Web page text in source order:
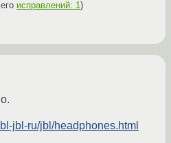
исправлений: 1)
jbl-ru/jbl/headphones.html